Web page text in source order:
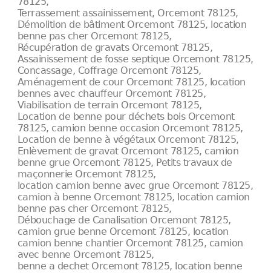
Terrassement assainissement, Orcemont 78125,
Démolition de bâtiment Orcemont 78125, location
benne pas cher Orcemont 78125,
Récupération de gravats Orcemont 78125,
Assainissement de fosse septique Orcemont 78125,
Concassage, Coffrage Orcemont 78125,
Aménagement de cour Orcemont 78125, location
bennes avec chauffeur Orcemont 78125,
Viabilisation de terrain Orcemont 78125,
Location de benne pour déchets bois Orcemont
78125, camion benne occasion Orcemont 78125,
Location de benne à végétaux Orcemont 78125,
Enlèvement de gravat Orcemont 78125, camion
benne grue Orcemont 78125, Petits travaux de
maçonnerie Orcemont 78125,
location camion benne avec grue Orcemont 78125,
camion à benne Orcemont 78125, location camion
benne pas cher Orcemont 78125,
Débouchage de Canalisation Orcemont 78125,
camion grue benne Orcemont 78125, location
camion benne chantier Orcemont 78125, camion
avec benne Orcemont 78125,
benne a dechet Orcemont 78125, location benne